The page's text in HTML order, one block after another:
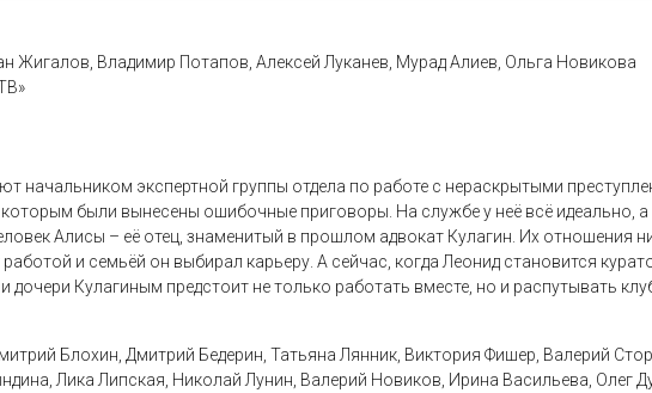
Жигалов, Владимир Потапов, Алексей Луканев, Мурад Алиев, Ольга Новикова
начальником экспертной группы отдела по работе с нераскрытыми
которым были вынесены ошибочные приговоры. На службе у неё всё идеально,
Алисы – её отец, знаменитый в прошлом адвокат Кулагин. Их отношения
и семьёй он выбирал карьеру. А сейчас, когда Леонид становится
дочери Кулагиным предстоит не только работать вместе, но и распутывать
Блохин, Дмитрий Бедерин, Татьяна Лянник, Виктория Фишер, Валерий
Лика Липская, Николай Лунин, Валерий Новиков, Ирина Васильева, Олег